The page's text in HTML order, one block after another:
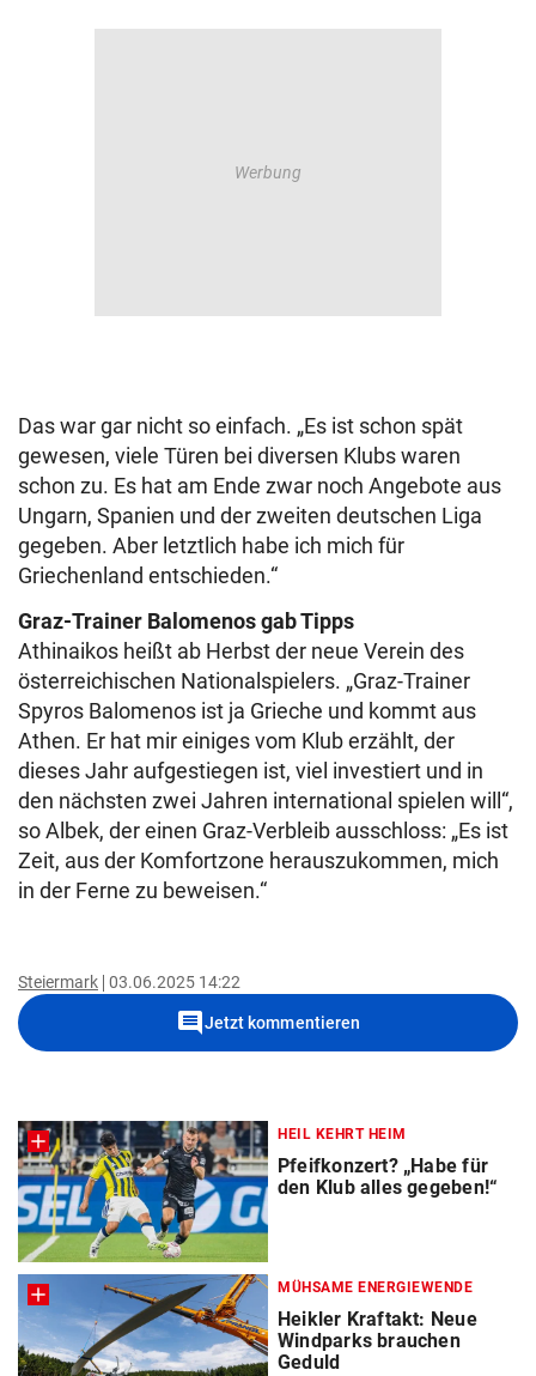
Das war gar nicht so einfach. „Es ist schon spät
gewesen, viele Türen bei diversen Klubs waren
schon zu. Es hat am Ende zwar noch Angebote aus
Ungarn, Spanien und der zweiten deutschen Liga
gegeben. Aber letztlich habe ich mich für
Griechenland entschieden.“
Graz-Trainer Balomenos gab Tipps
Athinaikos heißt ab Herbst der neue Verein des
österreichischen Nationalspielers. „Graz-Trainer
Spyros Balomenos ist ja Grieche und kommt aus
Athen. Er hat mir einiges vom Klub erzählt, der
dieses Jahr aufgestiegen ist, viel investiert und in
den nächsten zwei Jahren international spielen will“,
so Albek, der einen Graz-Verbleib ausschloss: „Es ist
Zeit, aus der Komfortzone herauszukommen, mich
in der Ferne zu beweisen.“
Steiermark 03.06.2025 14:22
commentJetzt kommentieren
HEIL KEHRT HEIM
Pfeifkonzert? „Habe für
den Klub alles gegeben!“
MÜHSAME ENERGIEWENDE
Heikler Kraftakt: Neue
Windparks brauchen
Geduld